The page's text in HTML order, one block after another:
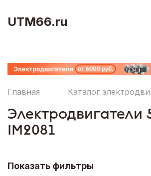
UTM66.ru
Главная Каталог
Электродвигатели
IM2081
Показать фильтры